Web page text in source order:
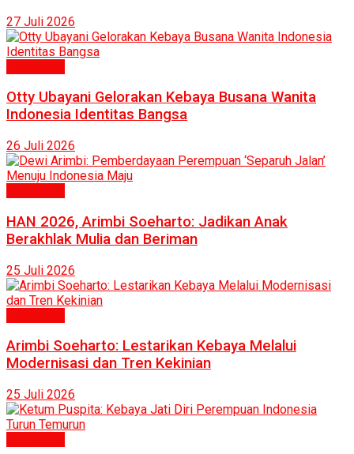
27 Juli 2026
Otty Ubayani Gelorakan Kebaya Busana Wanita
Indonesia Identitas Bangsa
26 Juli 2026
HAN 2026, Arimbi Soeharto: Jadikan Anak
Berakhlak Mulia dan Beriman
25 Juli 2026
Arimbi Soeharto: Lestarikan Kebaya Melalui
Modernisasi dan Tren Kekinian
25 Juli 2026